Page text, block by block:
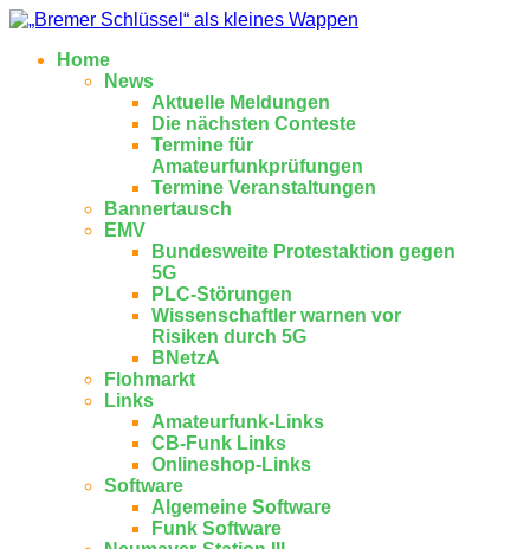
Home
News
Aktuelle Meldungen
Die nächsten Conteste
Termine für
Amateurfunkprüfungen
Termine Veranstaltungen
Bannertausch
EMV
Bundesweite Protestaktion gegen
5G
PLC-Störungen
Wissenschaftler warnen vor
Risiken durch 5G
BNetzA
Flohmarkt
Links
Amateurfunk-Links
CB-Funk Links
Onlineshop-Links
Software
Algemeine Software
Funk Software